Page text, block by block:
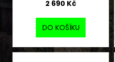
2 690 Kč
DO KOŠÍKU